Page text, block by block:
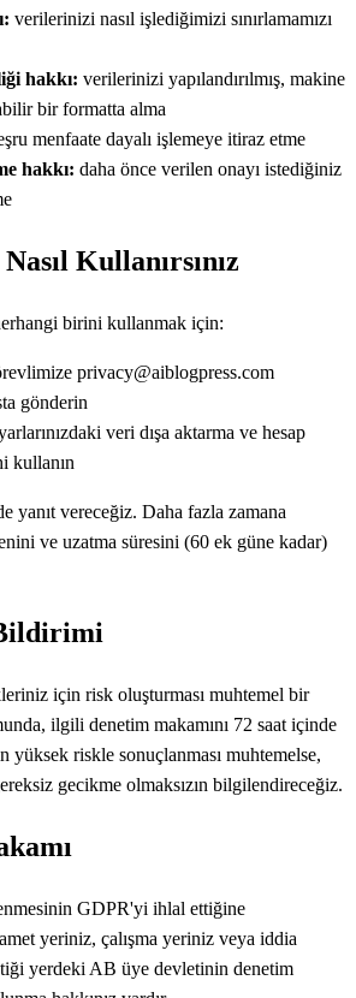
verilerinizi nasıl işlediğimizi sınırlamamızı
hakkı: verilerinizi yapılandırılmış, makine
bir formatta alma
menfaate dayalı işlemeye itiraz etme
hakkı: daha önce verilen onayı istediğiniz
Kullanırsınız
birini kullanmak için:
privacy@aiblogpress.com
gönderin
veri dışa aktarma ve hesap
kullanın
yanıt vereceğiz. Daha fazla zamana
ve uzatma süresini (60 ek güne kadar)
için risk oluşturması muhtemel bir
ilgili denetim makamını 72 saat içinde
riskle sonuçlanması muhtemelse,
gecikme olmaksızın bilgilendireceğiz.
GDPR'yi ihlal ettiğine
yeriniz, çalışma yeriniz veya iddia
yerdeki AB üye devletinin denetim